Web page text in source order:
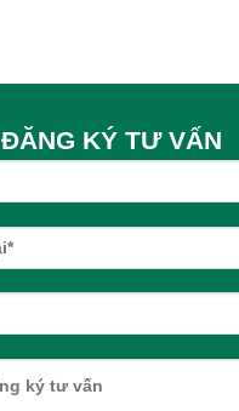
ĐĂNG KÝ TƯ VẤN